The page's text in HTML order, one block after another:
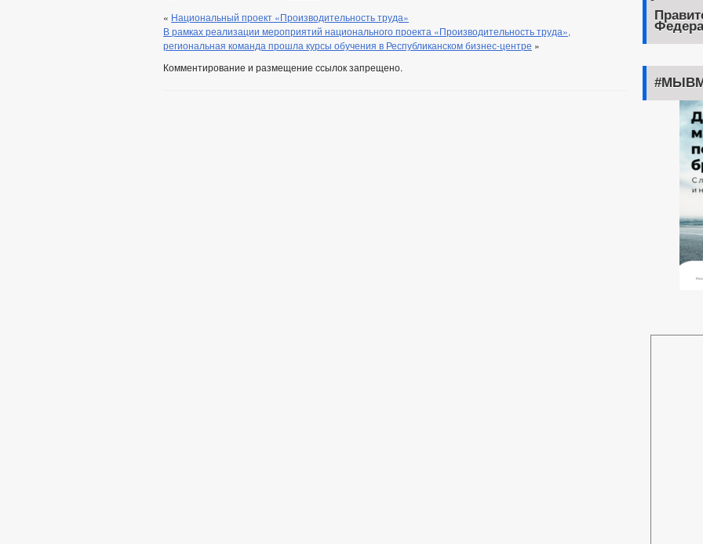
« Национальный проект «Производительность труда»
В рамках реализации мероприятий национального проекта «Производительность труда»,
региональная команда прошла курсы обучения в Республиканском бизнес-центре »
Комментирование и размещение ссылок запрещено.